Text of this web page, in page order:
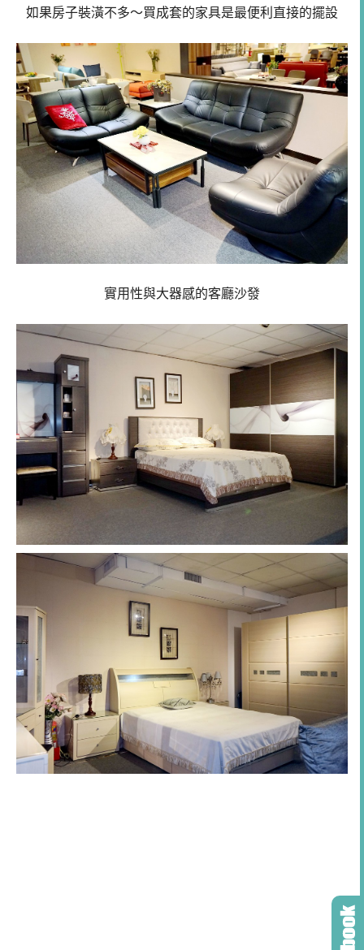
如果房子裝潢不多～買成套的家具是最便利直接的擺設
實用性與大器感的客廳沙發